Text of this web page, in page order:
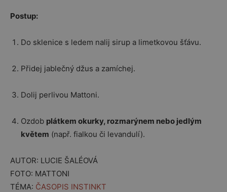
Postup:
Do sklenice s ledem nalij sirup a limetkovou šťávu.
Přidej jablečný džus a zamíchej.
Dolij perlivou Mattoni.
Ozdob plátkem okurky, rozmarýnem nebo jedlým
květem (např. fialkou či levandulí).
AUTOR: LUCIE ŠALÉOVÁ
FOTO: MATTONI
TÉMA: ČASOPIS INSTINKT